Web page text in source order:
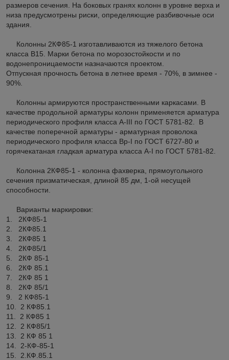
размеров сечения. На боковых гранях колонн в уровне верха и
низа предусмотрены риски, определяющие разбивочные оси
здания.
Колонны 2КФ85-1 изготавливаются из тяжелого бетона
класса В15. Марки бетона по морозостойкости и по
водонепроницаемости назначаются проектом.
Отпускная прочность бетона в летнее время - 70%, в зимнее -
90%.
Колонны армируются пространственными каркасами. В
качестве продольной арматуры колонн применяется арматура
периодического профиля класса A-III по ГОСТ 5781-82. В
качестве поперечной арматуры - арматурная проволока
периодического профиля класса Вр-I по ГОСТ 6727-80 и
горячекатаная гладкая арматура класса A-I по ГОСТ 5781-82.
Колонна 2КФ85-1 - колонна фахверка, прямоугольного
сечения призматическая, длиной 85 дм, 1-ой несущей
способности.
Варианты маркировки:
1. 2КФ85-1
2. 2КФ85.1
3. 2КФ85 1
4. 2КФ85/1
5. 2КФ 85-1
6. 2КФ 85.1
7. 2КФ 85 1
8. 2КФ 85/1
9. 2 КФ85-1
10. 2 КФ85.1
11. 2 КФ85 1
12. 2 КФ85/1
13. 2 КФ 85 1
14. 2-КФ-85-1
15. 2.КФ.85.1